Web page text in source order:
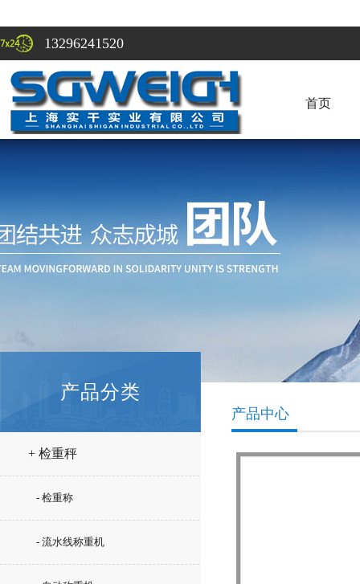
13296241520
首页
产品分类
+ 检重秤
- 检重称
- 流水线称重机
产品中心